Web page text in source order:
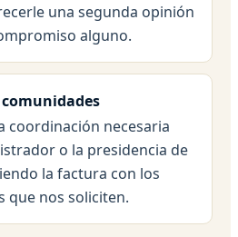
una segunda opinión
alguno.
coordinación necesaria
o la presidencia de
la factura con los
que nos soliciten.